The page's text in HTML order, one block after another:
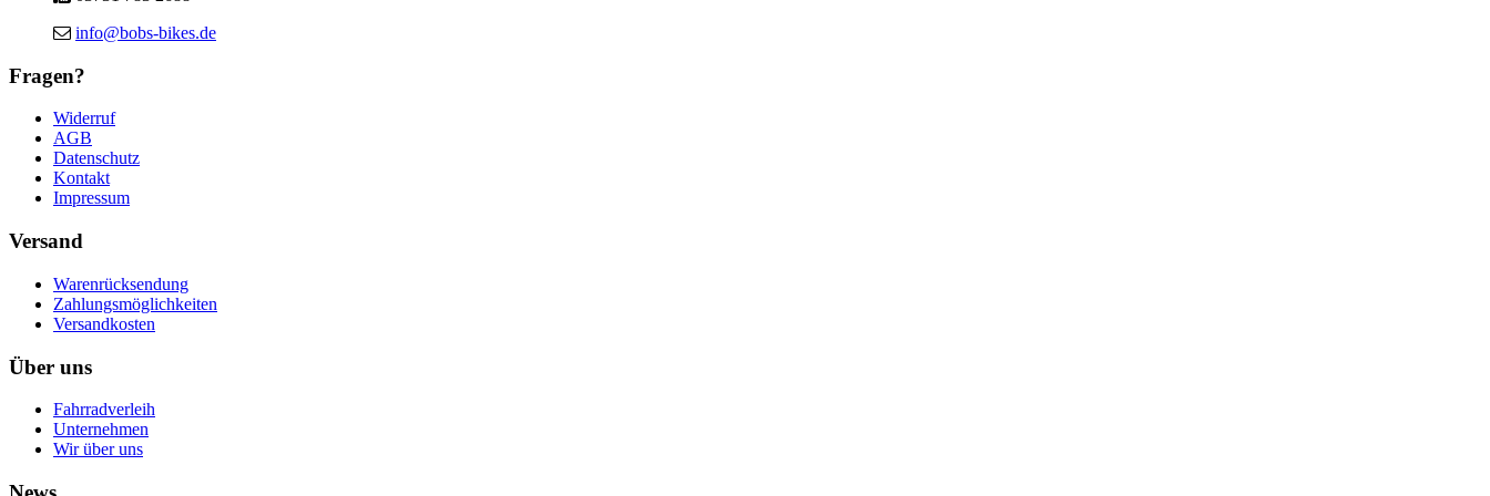
info@bobs-bikes.de
Fragen?
Widerruf
AGB
Datenschutz
Kontakt
Impressum
Versand
Warenrücksendung
Zahlungsmöglichkeiten
Versandkosten
Über uns
Fahrradverleih
Unternehmen
Wir über uns